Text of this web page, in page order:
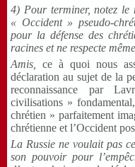
4) Pour terminer, notez
« Occident » pseudo-
pour la défense des
racines et ne respecte
Amis,ce à quoi nous
déclaration au sujet de la
reconnaissance par
civilisations »
chrétien » parfaitement
chrétienne et l’Occident
La Russie ne voulait pas
son pouvoir pour